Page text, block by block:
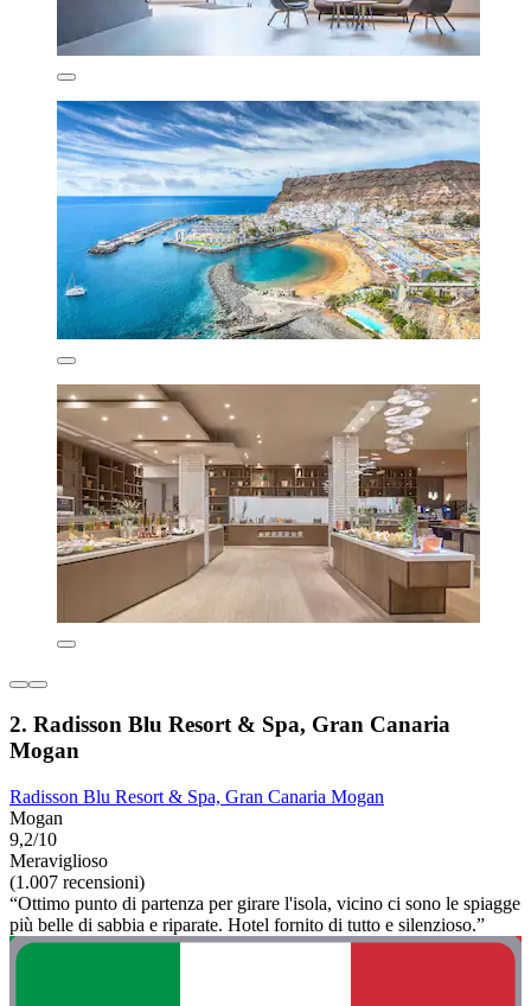
2. Radisson Blu Resort & Spa, Gran Canaria
Mogan
Radisson Blu Resort & Spa, Gran Canaria Mogan
Mogan
9,2/10
Meraviglioso
(1.007 recensioni)
“Ottimo punto di partenza per girare l'isola, vicino ci sono le spiagge
più belle di sabbia e riparate. Hotel fornito di tutto e silenzioso.”